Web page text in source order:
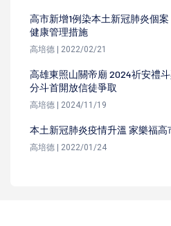
高市新增1例染本土新冠肺炎個
健康管理措施
高培德 | 2022/02/21
高雄東照山關帝廟 2024祈安禮
分斗首開放信徒爭取
高培德 | 2024/11/19
本土新冠肺炎疫情升溫 家樂福
高培德 | 2022/01/24